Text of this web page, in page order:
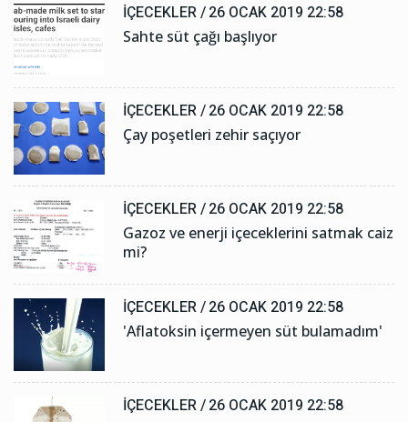
İÇECEKLER /26 OCAK 2019 22:58
Sahte süt çağı başlıyor
İÇECEKLER /26 OCAK 2019 22:58
Çay poşetleri zehir saçıyor
İÇECEKLER /26 OCAK 2019 22:58
Gazoz ve enerji içeceklerini satmak caiz
mi?
İÇECEKLER /26 OCAK 2019 22:58
'Aflatoksin içermeyen süt bulamadım'
İÇECEKLER /26 OCAK 2019 22:58